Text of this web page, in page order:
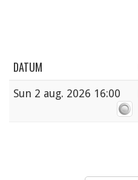
DATUM
Sun 2 aug. 2026 16:00